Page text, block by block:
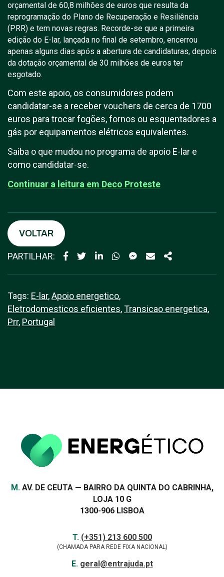
orçamental de 60,8 milhões de euros que resulta da
reprogramação do Plano de Recuperação e Resiliência
(PRR) e tem novas regras. Recorde-se que a primeira
edição do E-lar, lançada no final de setembro, encerrou
apenas alguns dias após a abertura de candidaturas, depois
da dotação orçamental de 30 milhões de euros ter
esgotado.
Com este apoio, os consumidores podem
candidatar-se a receber vouchers de cerca de 1700
euros para trocar fogões, fornos ou esquentadores a
gás por equipamentos elétricos equivalentes.
Saiba o que mudou no programa de apoio E-lar e
como candidatar-se.
Continuar a leitura em Deco Proteste
VOLTAR
PARTILHAR:
Tags: E-lar,Apoio energetico,
Eletrodomesticos eficientes,Transicao energetica,
Prr, Portugal
Morada
M. AV. DE CEUTA — BAIRRO DA QUINTA DO CABRINHA,
LOJA 10 G
1300-906 LISBOA
T. (+351) 213 600 500
(CHAMADA PARA REDE FIXA NACIONAL)
E. geral@entrajuda.pt